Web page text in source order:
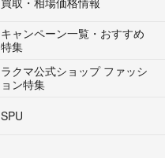
キャンペーン一覧・おすすめ
特集
ラクマ公式ショップ ファッシ
ョン特集
SPU